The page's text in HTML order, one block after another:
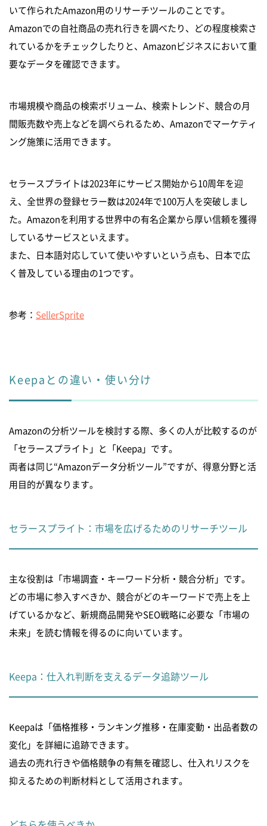
閉じる
いて作られたAmazon用のリサーチツールのことです。
Amazonでの自社商品の売れ行きを調べたり、どの程度検索さ
れているかをチェックしたりと、Amazonビジネスにおいて重
要なデータを確認できます。
市場規模や商品の検索ボリューム、検索トレンド、競合の月
間販売数や売上などを調べられるため、Amazonでマーケティ
ング施策に活用できます。
セラースプライトは2023年にサービス開始から10周年を迎
え、全世界の登録セラー数は2024年で100万人を突破しまし
た。Amazonを利用する世界中の有名企業から厚い信頼を獲得
しているサービスといえます。
また、日本語対応していて使いやすいという点も、日本で広
く普及している理由の1つです。
参考： SellerSprite
Keepaとの違い・使い分け
Amazonの分析ツールを検討する際、多くの人が比較するのが
「セラースプライト」と「Keepa」です。
両者は同じ“Amazonデータ分析ツール”ですが、得意分野と活
用目的が異なります。
セラースプライト：市場を広げるためのリサーチツール
主な役割は「市場調査・キーワード分析・競合分析」です。
どの市場に参入すべきか、競合がどのキーワードで売上を上
げているかなど、新規商品開発やSEO戦略に必要な「市場の
未来」を読む情報を得るのに向いています。
Keepa：仕入れ判断を支えるデータ追跡ツール
Keepaは「価格推移・ランキング推移・在庫変動・出品者数の
変化」を詳細に追跡できます。
過去の売れ行きや価格競争の有無を確認し、仕入れリスクを
抑えるための判断材料として活用されます。